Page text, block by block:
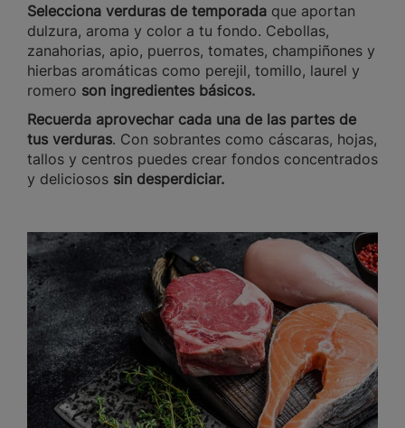
Selecciona verduras de temporada que aportan
dulzura, aroma y color a tu fondo. Cebollas,
zanahorias, apio, puerros, tomates, champiñones y
hierbas aromáticas como perejil, tomillo, laurel y
romero son ingredientes básicos.
Recuerda aprovechar cada una de las partes de
tus verduras. Con sobrantes como cáscaras, hojas,
tallos y centros puedes crear fondos concentrados
y deliciosos sin desperdiciar.